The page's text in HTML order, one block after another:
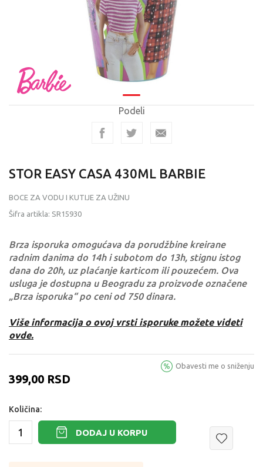
Podeli
STOR EASY CASA 430ML BARBIE
BOCE ZA VODU I KUTIJE ZA UŽINU
Šifra artikla: SR15930
Brza isporuka omogućava da porudžbine kreirane
radnim danima do 14h i subotom do 13h, stignu istog
dana do 20h, uz plaćanje karticom ili pouzećem. Ova
usluga je dostupna u Beogradu za proizvode označene
„Brza isporuka“ po ceni od 750 dinara.
Više informacija o ovoj vrsti isporuke možete videti
ovde.
399,00 RSD
Obavesti me o sniženju
Količina:
DODAJ U KORPU